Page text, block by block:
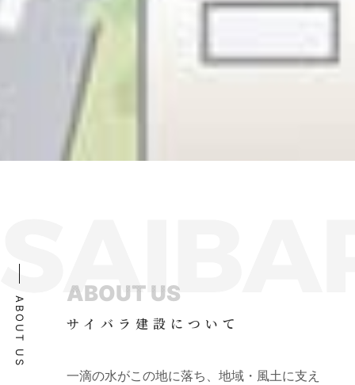
ABOUT US
ABOUT US
サイバラ建設について
一滴の水がこの地に落ち、地域・風土に支え